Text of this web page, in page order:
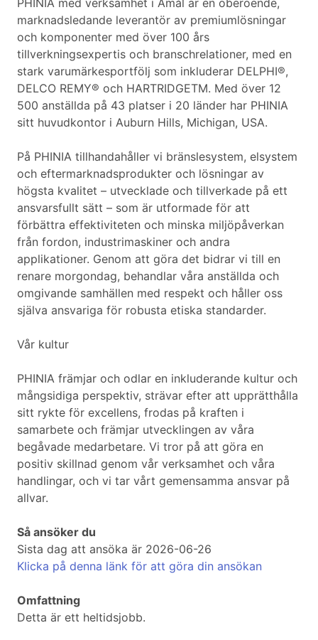
PHINIA med verksamhet i Åmål är en oberoende,
marknadsledande leverantör av premiumlösningar
och komponenter med över 100 års
tillverkningsexpertis och branschrelationer, med en
stark varumärkesportfölj som inkluderar DELPHI®,
DELCO REMY® och HARTRIDGETM. Med över 12
500 anställda på 43 platser i 20 länder har PHINIA
sitt huvudkontor i Auburn Hills, Michigan, USA.
På PHINIA tillhandahåller vi bränslesystem, elsystem
och eftermarknadsprodukter och lösningar av
högsta kvalitet – utvecklade och tillverkade på ett
ansvarsfullt sätt – som är utformade för att
förbättra effektiviteten och minska miljöpåverkan
från fordon, industrimaskiner och andra
applikationer. Genom att göra det bidrar vi till en
renare morgondag, behandlar våra anställda och
omgivande samhällen med respekt och håller oss
själva ansvariga för robusta etiska standarder.
Vår kultur
PHINIA främjar och odlar en inkluderande kultur och
mångsidiga perspektiv, strävar efter att upprätthålla
sitt rykte för excellens, frodas på kraften i
samarbete och främjar utvecklingen av våra
begåvade medarbetare. Vi tror på att göra en
positiv skillnad genom vår verksamhet och våra
handlingar, och vi tar vårt gemensamma ansvar på
allvar.
Så ansöker du
Sista dag att ansöka är 2026-06-26
Klicka på denna länk för att göra din ansökan
Omfattning
Detta är ett heltidsjobb.